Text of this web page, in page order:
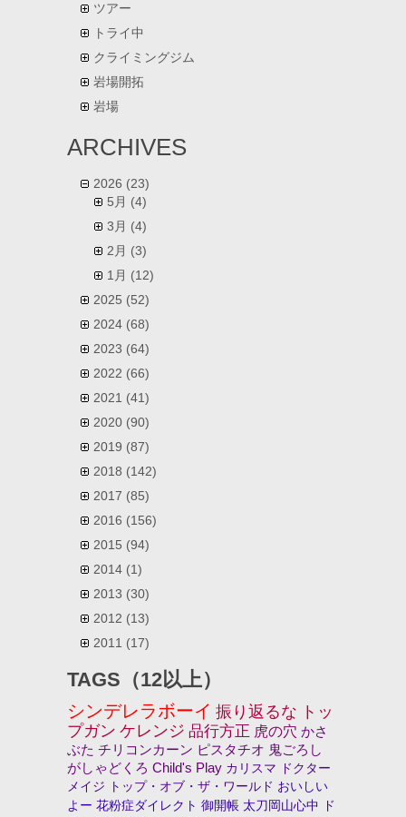
ツアー
トライ中
クライミングジム
岩場開拓
岩場
ARCHIVES
2026 (23)
5月 (4)
3月 (4)
2月 (3)
1月 (12)
2025 (52)
2024 (68)
2023 (64)
2022 (66)
2021 (41)
2020 (90)
2019 (87)
2018 (142)
2017 (85)
2016 (156)
2015 (94)
2014 (1)
2013 (30)
2012 (13)
2011 (17)
TAGS（12以上）
シンデレラボーイ 振り返るな トッ
プガン ケレンジ 品行方正 虎の穴 かさ
ぶた チリコンカーン ピスタチオ 鬼ごろし
がしゃどくろ Child's Play カリスマ
ドクター
メイジ
トップ・オブ・ザ・ワールド おいしい
よー 花粉症ダイレクト 御開帳 太刀岡山心中
ド